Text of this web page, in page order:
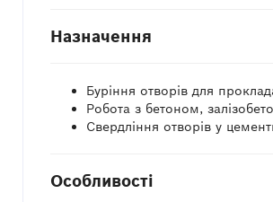
Назначення
Буріння отворів для
Робота з бетоном,
Свердління отворів у
Особливості